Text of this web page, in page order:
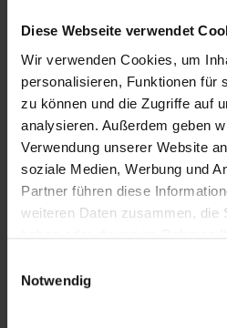
Diese Webseite verwendet
Wir verwenden Cookies, um
personalisieren, Funktionen für
zu können und die Zugriffe auf
analysieren. Außerdem geben
Verwendung unserer Website
soziale Medien, Werbung und
Partner führen diese
weiteren Daten zusammen, die
haben oder die sie im Rahmen
Notwendig
Frage stellen
+49 (0)221 932 81 82
Produktgalerie überspringen
Varianten